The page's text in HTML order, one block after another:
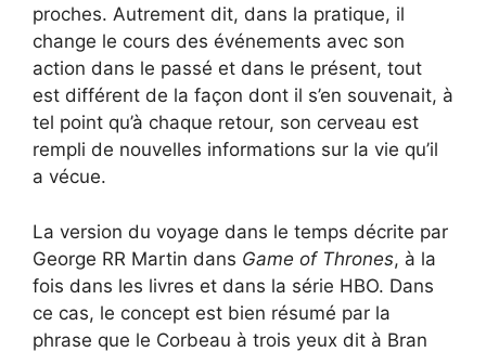
proches. Autrement dit, dans la pratique, il
change le cours des événements avec son
action dans le passé et dans le présent, tout
est différent de la façon dont il s’en souvenait, à
tel point qu’à chaque retour, son cerveau est
rempli de nouvelles informations sur la vie qu’il
a vécue.
La version du voyage dans le temps décrite par
George RR Martin dans Game of Thrones, à la
fois dans les livres et dans la série HBO. Dans
ce cas, le concept est bien résumé par la
phrase que le Corbeau à trois yeux dit à Bran